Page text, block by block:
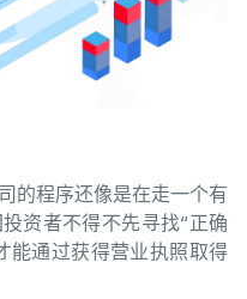
的程序还像是在走一个有
资者不得不先寻找“正确
通过获得营业执照取得